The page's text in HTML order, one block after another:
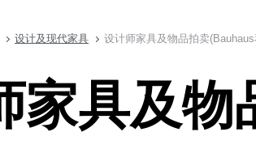
设计及现代家具 设计师家具及物品拍卖
家具及物